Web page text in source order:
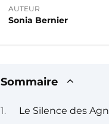
AUTEUR
Sonia Bernier
Sommaire
Le Silence des